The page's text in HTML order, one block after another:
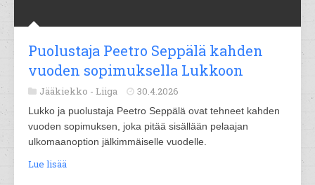
Puolustaja Peetro Seppälä kahden
vuoden sopimuksella Lukkoon
Jääkiekko - Liiga 30.4.2026
Lukko ja puolustaja Peetro Seppälä ovat tehneet kahden
vuoden sopimuksen, joka pitää sisällään pelaajan
ulkomaanoption jälkimmäiselle vuodelle.
Lue lisää